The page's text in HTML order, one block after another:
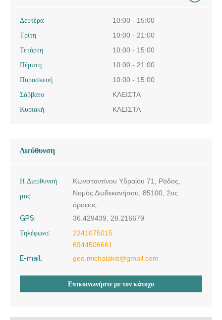
Δευτέρα
10:00 - 15:00
Τρίτη
10:00 - 21:00
Τετάρτη
10:00 - 15:00
Πέμπτη
10:00 - 21:00
Παρασκευή
10:00 - 15:00
Σάββατο
ΚΛΕΙΣΤΑ
Κυριακή
ΚΛΕΙΣΤΑ
Διεύθυνση
Η Διεύθυνσή
μας:
Κωνσταντίνου Υδραίου 71, Ρόδος,
Νομός Δωδεκανήσου, 85100, 2ος
όροφος
GPS:
36.429439, 28.216679
Τηλέφωνο:
2241075015
6944506661
E-mail:
geo.michalakis@gmail.com
Επικοινωνήστε με τον κάτοχο